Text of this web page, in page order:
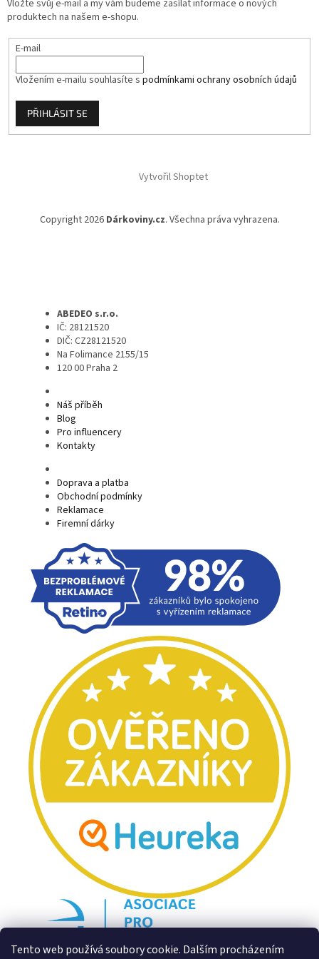
Tento web používá soubory cookie. Dalším procházením
r
k
ý
u
Vložte svůj e-mail a my vám budeme zasílat informace o nových
produktech na našem e-shopu.
E-mail
Vložením e-mailu souhlasíte s podmínkami ochrany osobních údajů
PŘIHLÁSIT SE
Vytvořil Shoptet
Copyright 2026 Dárkoviny.cz. Všechna práva vyhrazena.
ABEDEO s.r.o.
IČ: 28121520
DIČ: CZ28121520
Na Folimance 2155/15
120 00 Praha 2
Náš příběh
Blog
Pro influencery
Kontakty
Doprava a platba
Obchodní podmínky
Reklamace
Firemní dárky